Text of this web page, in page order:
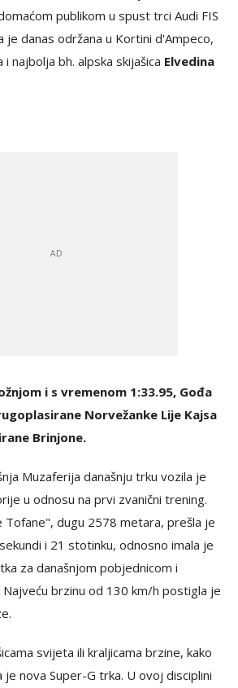
publikom u spust trci Audi FIS
je danas održana u Kortini d'Ampeco,
najbolja bh. alpska skijašica Elvedina
i s vremenom 1:33.95, Gođa
Norvežanke Lije Kajsa
Brinjone.
Muzaferija današnju trku vozila je
u odnosu na prvi zvanični trening.
Tofane", dugu 2578 metara, prešla je
i 21 stotinku, odnosno imala je
za današnjom pobjednicom i
Najveću brzinu od 130 km/h postigla je
svijeta ili kraljicama brzine, kako
je nova Super-G trka. U ovoj disciplini